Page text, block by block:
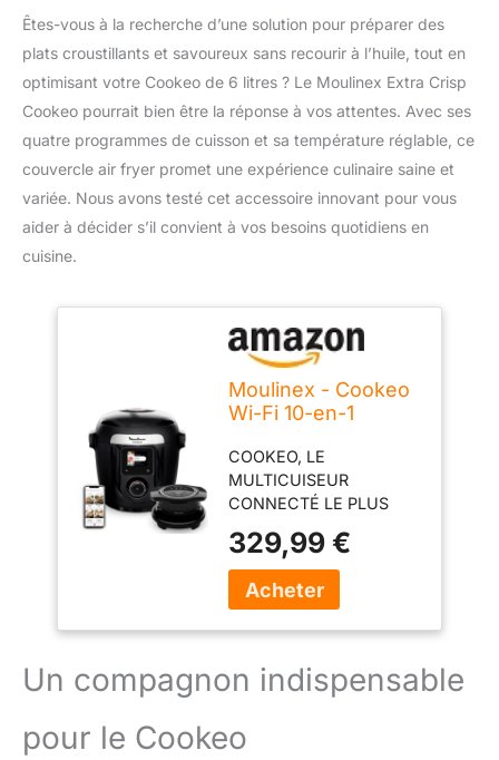
Êtes-vous à la recherche d’une solution pour préparer des
plats croustillants et savoureux sans recourir à l’huile, tout en
optimisant votre Cookeo de 6 litres ? Le Moulinex Extra Crisp
Cookeo pourrait bien être la réponse à vos attentes. Avec ses
quatre programmes de cuisson et sa température réglable, ce
couvercle air fryer promet une expérience culinaire saine et
variée. Nous avons testé cet accessoire innovant pour vous
aider à décider s’il convient à vos besoins quotidiens en
cuisine.
Moulinex - Cookeo
Wi-Fi 10-en-1
crisp - 6 L - Noir
COOKEO, LE
MULTICUISEUR
CONNECTÉ LE PLUS
un choix infini de plats et
plus de 100recettes
express prêtes en moins
de cuire sous pression, à
la vapeur, faire mijoter et
MULTICUISEUR TOUT-
329,99 €
Un compagnon indispensable
pour le Cookeo